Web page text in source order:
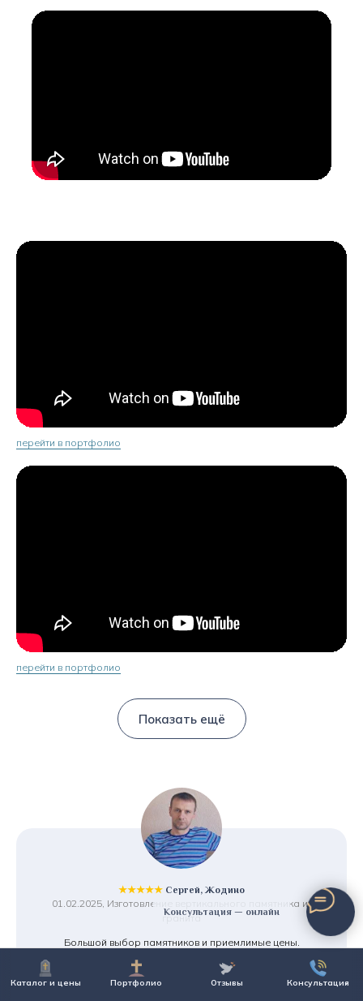
Каталог и цены Портфолио Отзывы Консультация
Консультация — онлайн
перейти в портфолио
перейти в портфолио
Показать ещё
★★★★★ Сергей, Жодино
01.02.2025, Изготовление вертикального памятника из
гранита
Большой выбор памятников и приемлимые цены.
И что для меня важно - хранение памятника бесплатно,
т.к. установку планирую только в августе. Смело